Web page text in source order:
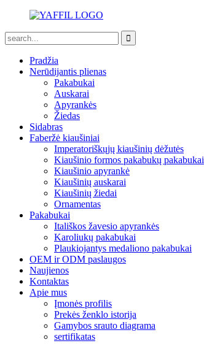
Pradžia
Nerūdijantis plienas
Pakabukai
Auskarai
Apyrankės
Žiedas
Sidabras
Faberžė kiaušiniai
Imperatoriškųjų kiaušinių dėžutės
Kiaušinio formos pakabukų pakabukai
Kiaušinio apyrankė
Kiaušinių auskarai
Kiaušinių žiedai
Ornamentas
Pakabukai
Itališkos žavesio apyrankės
Karoliukų pakabukai
Plaukiojantys medaliono pakabukai
OEM ir ODM paslaugos
Naujienos
Kontaktas
Apie mus
Įmonės profilis
Prekės ženklo istorija
Gamybos srauto diagrama
sertifikatas